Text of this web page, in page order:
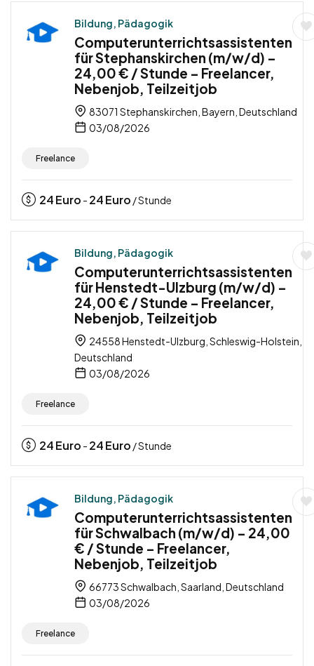
Bildung, Pädagogik
Computerunterrichtsassistenten
für Stephanskirchen (m/w/d) –
24,00 € / Stunde – Freelancer,
Nebenjob, Teilzeitjob
83071 Stephanskirchen, Bayern, Deutschland
03/08/2026
Freelance
24Euro - 24Euro / Stunde
Bildung, Pädagogik
Computerunterrichtsassistenten
für Henstedt-Ulzburg (m/w/d) –
24,00 € / Stunde – Freelancer,
Nebenjob, Teilzeitjob
24558 Henstedt-Ulzburg, Schleswig-Holstein,
Deutschland
03/08/2026
Freelance
24Euro - 24Euro / Stunde
Bildung, Pädagogik
Computerunterrichtsassistenten
für Schwalbach (m/w/d) – 24,00
€ / Stunde – Freelancer,
Nebenjob, Teilzeitjob
66773 Schwalbach, Saarland, Deutschland
03/08/2026
Freelance